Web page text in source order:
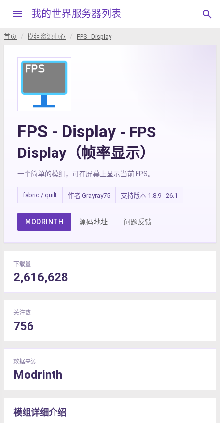
menu 我的世界服务器列表 search
首页 模组资源中心 FPS - Display
FPS - Display - FPS
Display（帧率显示）
一个简单的模组，可在屏幕上显示当前 FPS。
fabric / quilt 作者 Grayray75 支持版本 1.8.9 - 26.1
MODRINTH 源码地址 问题反馈
下载量
2,616,628
关注数
756
数据来源
Modrinth
模组详细介绍